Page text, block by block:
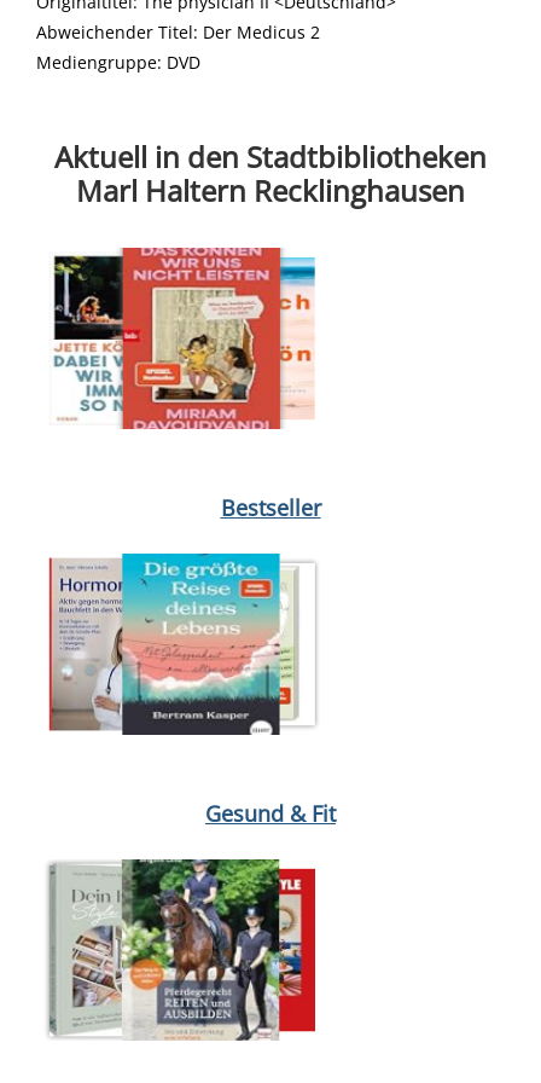
Abweichender Titel: Der Medicus 2
Mediengruppe: DVD
Aktuell in den Stadtbibliotheken
Marl Haltern Recklinghausen
Bestseller
Gesund & Fit